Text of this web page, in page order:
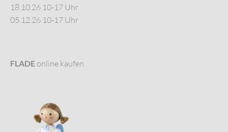
18.10.26 10-17 Uhr
05.12.26 10-17 Uhr
FLADE online kaufen